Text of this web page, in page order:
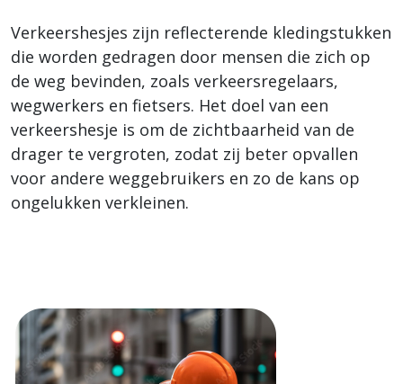
Verkeershesjes zijn reflecterende kledingstukken
die worden gedragen door mensen die zich op
de weg bevinden, zoals verkeersregelaars,
wegwerkers en fietsers. Het doel van een
verkeershesje is om de zichtbaarheid van de
drager te vergroten, zodat zij beter opvallen
voor andere weggebruikers en zo de kans op
ongelukken verkleinen.